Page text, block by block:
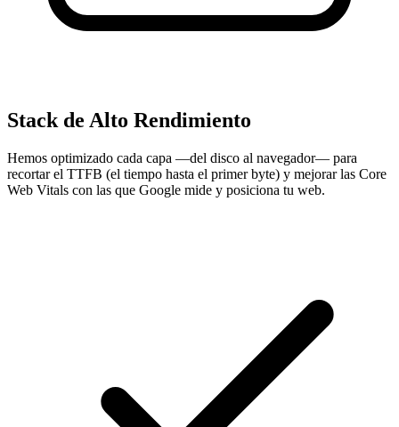
Stack de Alto Rendimiento
Hemos optimizado cada capa —del disco al navegador— para
recortar el TTFB (el tiempo hasta el primer byte) y mejorar las Core
Web Vitals con las que Google mide y posiciona tu web.